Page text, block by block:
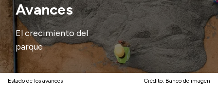
Avances
El crecimiento del
parque
Estado de los avances Crédito: Banco de imagen